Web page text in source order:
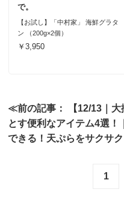
で。
【お試し】「中村家」 海鮮グラタ
ン （200g×2個）
￥3,950
≪前の記事：
【12/13｜
とす便利なアイテム4選！
できる！天ぷらをサクサ
1